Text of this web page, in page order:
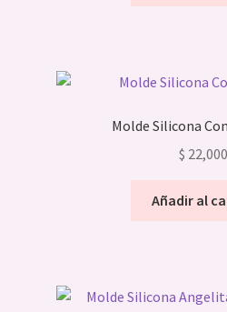
Molde Silicona
$ 22,000
Añadir al